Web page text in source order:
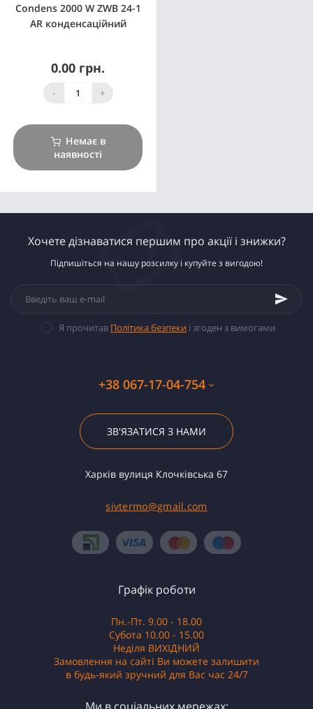
Condens 2000 W ZWB 24-1
AR конденсаційний
0.00 грн.
- +
Немає в
наявності
Хочете дізнаватися першим про акції і знижки?
Підпишіться на нашу розсилку і купуйте з вигодою!
Я прочитав Політика безпеки і згоден з вимогами
+38 067-17-04-754
ЗВ'ЯЗАТИСЯ З НАМИ
Харків вулиця Клочківська 67
sivtermo@gmail.com
Графік роботи
Пн.-Пт. 9.00 - 18.00
Субота 10.00 - 15.00
Неділя ВИХІДНИЙ
Замовлення на сайті Ви можете залишити
в будь-який зручний для Вас час 24/7